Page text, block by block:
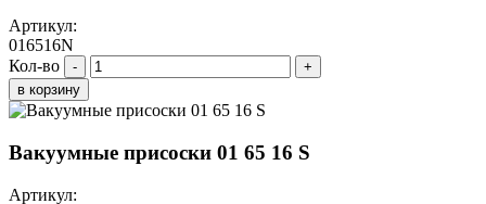
Артикул:
016516N
Кол-во
-
+
в корзину
Вакуумные присоски 01 65 16 S
Артикул: